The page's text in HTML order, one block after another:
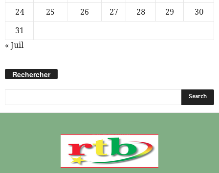
24
25 26 27 28 29
30
31
« Juil
Rechercher